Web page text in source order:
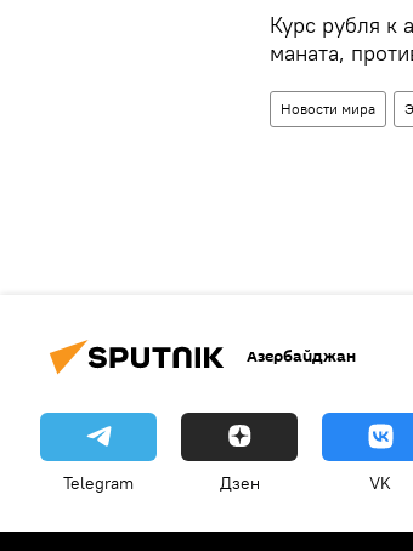
Курс рубля к
маната,
Новости мира
Азербайджан
Telegram Дзен VK